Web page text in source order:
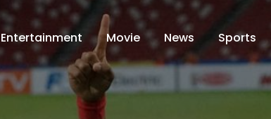
Entertainment Movie News Sports